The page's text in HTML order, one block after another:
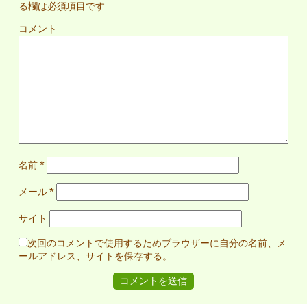
る欄は必須項目です
コメント
名前*
メール*
サイト
次回のコメントで使用するためブラウザーに自分の名前、メ
ールアドレス、サイトを保存する。